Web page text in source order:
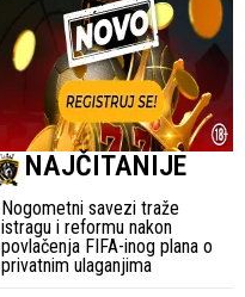
NAJČITANIJE
Nogometni savezi traže
istragu i reformu nakon
povlačenja FIFA-inog plana o
privatnim ulaganjima